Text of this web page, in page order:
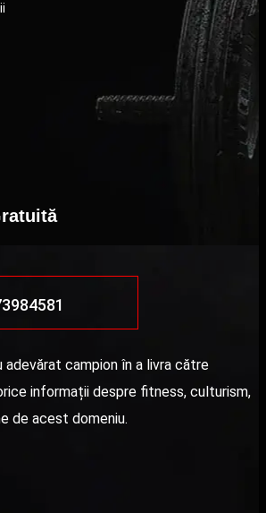
campion în a livra către
informații despre fitness, culturism,
de acest domeniu.